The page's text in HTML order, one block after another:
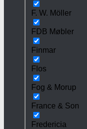
F. W. Möller
FDB Møbler
Finmar
Flos
Fog & Morup
France & Son
Fredericia